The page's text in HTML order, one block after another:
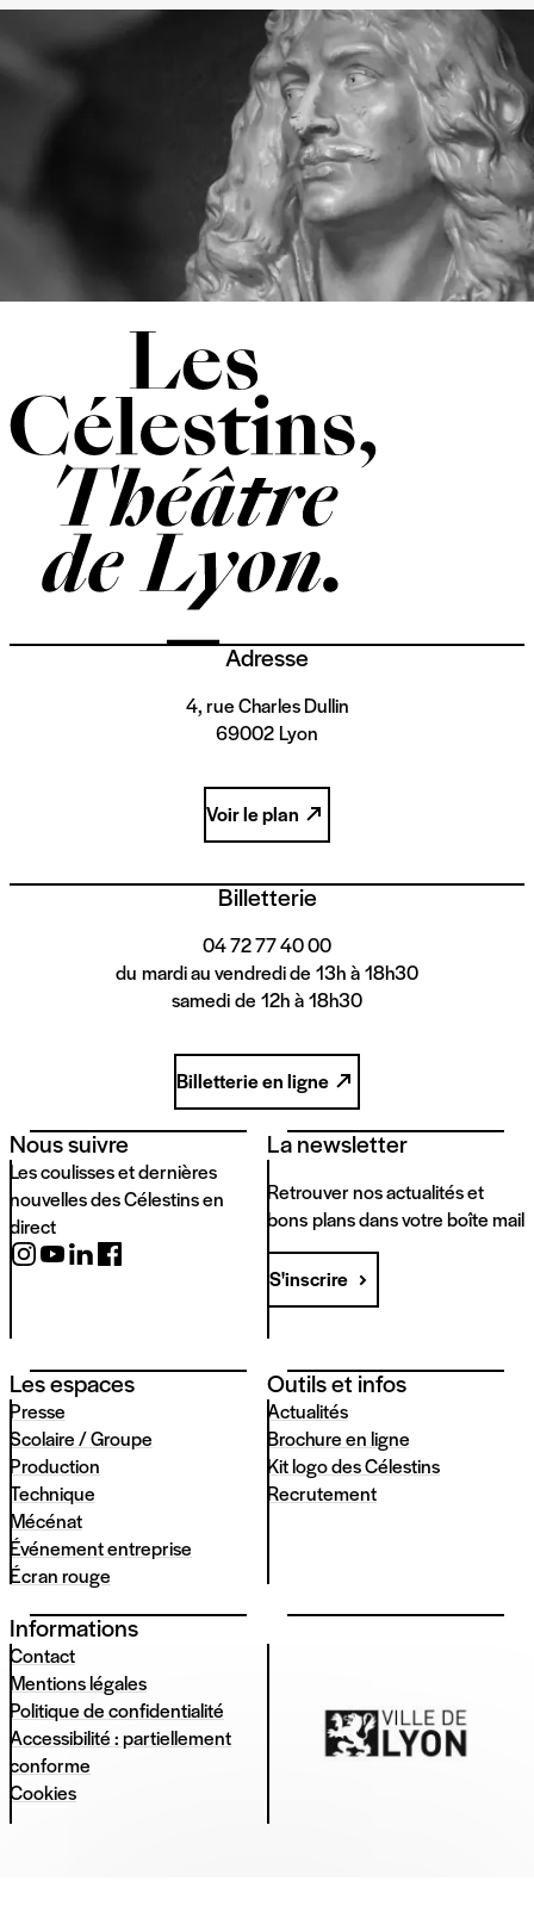
Adresse
4, rue Charles Dullin
69002 Lyon
Voir le plan
Billetterie
04 72 77 40 00
du mardi au vendredi de 13h à 18h30
samedi de 12h à 18h30
Billetterie en ligne
Nous suivre
Les coulisses et dernières
nouvelles des Célestins en
direct
La newsletter
Retrouver nos actualités et
bons plans dans votre boîte mail
S'inscrire
Les espaces
Presse
Scolaire / Groupe
Production
Technique
Mécénat
Événement entreprise
Écran rouge
Outils et infos
Actualités
Brochure en ligne
Kit logo des Célestins
Recrutement
Informations
Contact
Mentions légales
Politique de confidentialité
Accessibilité : partiellement
conforme
Cookies